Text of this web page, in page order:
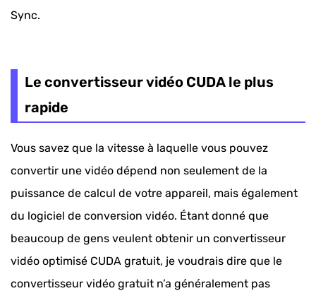
Sync.
Le convertisseur vidéo CUDA le plus
rapide
Vous savez que la vitesse à laquelle vous pouvez
convertir une vidéo dépend non seulement de la
puissance de calcul de votre appareil, mais également
du logiciel de conversion vidéo. Étant donné que
beaucoup de gens veulent obtenir un convertisseur
vidéo optimisé CUDA gratuit, je voudrais dire que le
convertisseur vidéo gratuit n’a généralement pas